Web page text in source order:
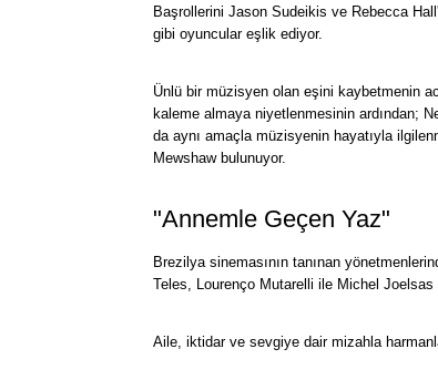
Başrollerini Jason Sudeikis ve Rebecca
gibi oyuncular eşlik ediyor.
Ünlü bir müzisyen olan eşini kaybetmenin
kaleme almaya niyetlenmesinin ardından;
da aynı amaçla müzisyenin hayatıyla
Mewshaw bulunuyor.
"Annemle Geçen Yaz"
Brezilya sinemasının tanınan
Teles, Lourenço Mutarelli ile Michel Joelsas
Aile, iktidar ve sevgiye dair mizahla